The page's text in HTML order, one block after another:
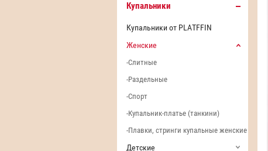
Купальники
Купальники от PLATFFIN
Женские
Слитные
Раздельные
Спорт
Купальник-платье (танкини)
Плавки, стринги купальные женские
Детские